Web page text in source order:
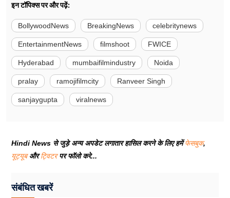
इन टॉपिक्स पर और पढ़ें:
BollywoodNews BreakingNews celebritynews
EntertainmentNews filmshoot FWICE
Hyderabad mumbaifilmindustry Noida
pralay ramojifilmcity Ranveer Singh
sanjaygupta viralnews
Hindi News से जुड़े अन्य अपडेट लगातार हासिल करने के लिए हमेंफेसबुक,
यूट्यूबऔरट्विटरपर फॉलो करे...
संबंधित खबरें